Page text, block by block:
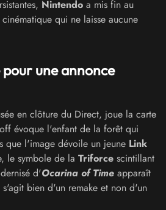
Nintendo a mis fin au
qui ne laisse aucune
une annonce
en clôture du Direct, joue la carte
évoque l'enfant de la forêt qui
que l'image dévoile un jeune Link
le symbole de la Triforce scintillant
d'Ocarina of Time apparaît
bien d'un remake et non d'un